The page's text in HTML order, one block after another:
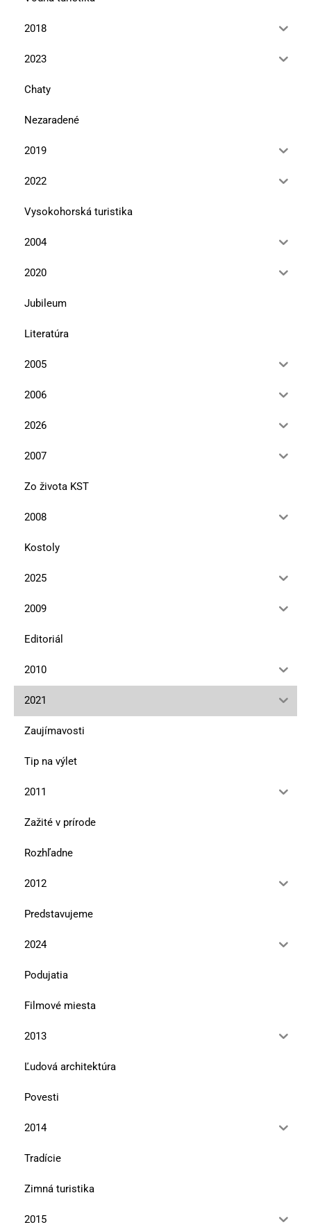
2018
2023
Chaty
Nezaradené
2019
2022
Vysokohorská turistika
2004
2020
Jubileum
Literatúra
2005
2006
2026
2007
Zo života KST
2008
Kostoly
2025
2009
Editoriál
2010
2021
Zaujímavosti
Tip na výlet
2011
Zažité v prírode
Rozhľadne
2012
Predstavujeme
2024
Podujatia
Filmové miesta
2013
Ľudová architektúra
Povesti
2014
Tradície
Zimná turistika
2015